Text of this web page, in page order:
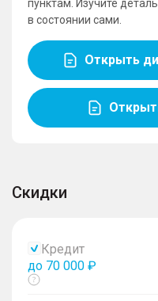
пунктам. Изучите
в состоянии сами.
Открыть
Скидки
Кредит
до 70 000 ₽
Показать